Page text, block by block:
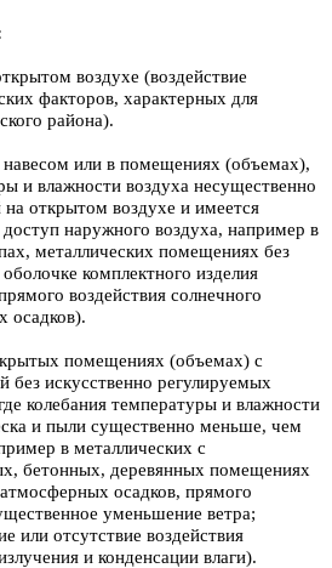
воздухе (воздействие
факторов, характерных для
района).
навесом или в помещениях (объемах),
и влажности воздуха несущественно
на открытом воздухе и имеется
наружного воздуха, например в
металлических помещениях без
комплектного изделия
воздействия солнечного
осадков).
помещениях (объемах) с
без искусственно регулируемых
колебания температуры и влажности
и пыли существенно меньше, чем
в металлических с
бетонных, деревянных помещениях
осадков, прямого
уменьшение ветра;
или отсутствие воздействия
и конденсации влаги).